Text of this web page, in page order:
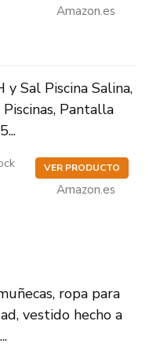
Amazon.es
Sal Piscina Salina,
Pantalla
VER PRODUCTO
Amazon.es
ropa para
vestido hecho a